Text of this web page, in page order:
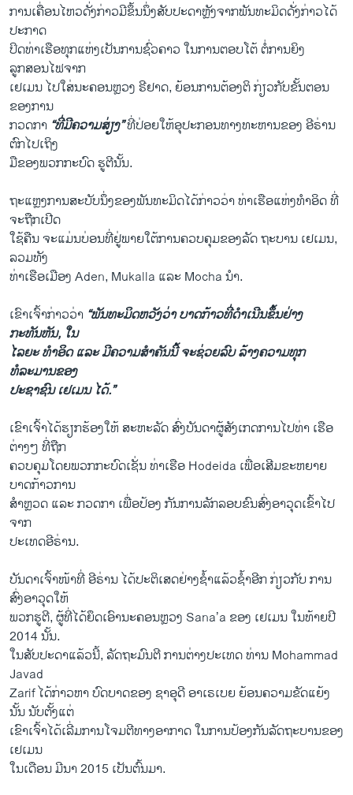
ການເຄື່ອນໄຫວດັ່ງກ່າວມີຂຶ້ນນຶ່ງສັບປະດາຫຼັງຈາກພັນທະມິດດັ່ງກ່າວໄດ້
ປະກາດ
ປິດທ່າເຮືອທຸກແຫ່ງເປັນການຊົ່ວຄາວ ໃນການຕອບໂຕ້ ຕໍ່ການຍິງ
ລູກສອນໄຟຈາກ
ເຢເມນ ໄປໃສ່ນະຄອນຫຼວງ ຣີຢາດ, ຍ້ອນການຕ້ອງຕິ ກ່ຽວກັບຂັ້ນຕອນ
ຂອງການ
ກວດກາ “ທີ່ມີຄວາມສ່ຽງ”ທີ່ປ່ອຍໃຫ້ອຸປະກອນທາງທະຫານຂອງ ອີຣ່ານ
ຕົກໄປເຖິງ
ມືຂອງພວກກະບົດ ຮູຕີນັ້ນ.
ຖະແຫຼງການສະບັບນຶ່ງຂອງພັນທະມິດໄດ້ກ່າວວ່າ ທ່າເຮືອແຫ່ງທຳອິດ ທີ່
ຈະຖືກເປີດ
ໃຊ້ຄືນ ຈະແມ່ນບ່ອນທີ່ຢູ່ພາຍໃຕ້ການຄວບຄຸມຂອງລັດ ຖະບານ ເຢເມນ,
ລວມທັງ
ທ່າເຮືອເມືອງ Aden, Mukalla ແລະ Mocha ນຳ.
ເຂົາເຈົ້າກ່າວວ່າ “ພັນທະມິດຫວັງວ່າ ບາດກ້າວທີ່ດຳເນີນຂຶ້ນຢ່າງ
ກະທັນຫັນ, ໃນ
ໄລຍະ ທຳອິດ ແລະ ມີຄວາມສຳຄັນນີ້ ຈະຊ່ວຍລົບ ລ້າງຄວາມທຸກ
ທໍລະມານຂອງ
ປະຊາຊົນ ເຢເມນ ໄດ້.”
ເຂົາເຈົ້າໄດ້ຮຽກຮ້ອງໃຫ້ ສະຫະລັດ ສົ່ງບັນດາຜູ້ສັງເກດການໄປທ່າ ເຮືອ
ຕ່າງໆ ທີ່ຖືກ
ຄວບຄຸມໂດຍພວກກະບົດເຊັ່ນ ທ່າເຮືອ Hodeida ເພື່ອເສີມຂະຫຍາຍ
ບາດກ້າວການ
ສຳຫຼວດ ແລະ ກວດກາ ເພື່ອປ້ອງ ກັນການລັກລອບຂົນສົ່ງອາວຸດເຂົ້າໄປ
ຈາກ
ປະເທດອີຣ່ານ.
ບັນດາເຈົ້າໜ້າທີ່ ອີຣ່ານ ໄດ້ປະຕິເສດຢ່າງຊໍ້າແລ້ວຊໍ້າອີກ ກ່ຽວກັບ ການ
ສົ່ງອາວຸດໃຫ້
ພວກຮູຕີ, ຜູ້ທີ່ໄດ້ຍຶດເອົານະຄອນຫຼວງ Sana’a ຂອງ ເຢເມນ ໃນທ້າຍປີ
2014 ນັ້ນ.
ໃນສັບປະດາແລ້ວນີ້, ລັດຖະມົນຕີ ການຕ່າງປະເທດ ທ່ານ Mohammad
Javad
Zarif ໄດ້ກ່າວຫາ ບົດບາດຂອງ ຊາອຸດີ ອາເຣເບຍ ຍ້ອນຄວາມຂັດແຍ້ງ
ນັ້ນ ນັບຕັ້ງແຕ່
ເຂົາເຈົ້າໄດ້ເລີ່ມການໂຈມຕີທາງອາກາດ ໃນການປ້ອງກັນລັດຖະບານຂອງ
ເຢເມນ
ໃນເດືອນ ມີນາ 2015 ເປັນຕົ້ນມາ.